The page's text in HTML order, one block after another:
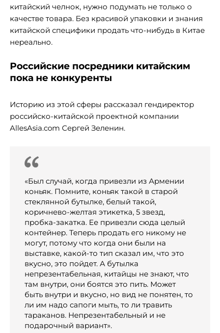
китайский челнок, нужно подумать не только о
качестве товара. Без красивой упаковки и знания
китайской специфики продать что-нибудь в Китае
нереально.
Российские посредники китайским
пока не конкуренты
Историю из этой сферы рассказал гендиректор
российско-китайской проектной компании
AllesAsia.com Сергей Зеленин.
«Был случай, когда привезли из Армении
коньяк. Помните, коньяк такой в старой
стеклянной бутылке, белый такой,
коричнево-желтая этикетка, 5 звезд,
пробка-закатка. Ее привезли сюда целый
контейнер. Теперь продать его никому не
могут, потому что когда они были на
выставке, какой-то тип сказал им, что это
вкусно, это пойдет. А бутылка
непрезентабельная, китайцы не знают, что
там внутри, они боятся это пить. Может
быть внутри и вкусно, но вид не понятен, то
ли им надо сапоги мыть, то ли травить
тараканов. Непрезентабельный и не
подарочный вариант».